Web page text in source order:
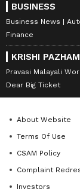
BUSINESS
Business News
Finance
KRISHI
Pravasi Malayali
Dear Big Ticket
About Website
Terms Of Use
CSAM Policy
Complaint
Investors